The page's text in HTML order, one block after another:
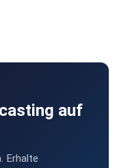
auf
Erhalte